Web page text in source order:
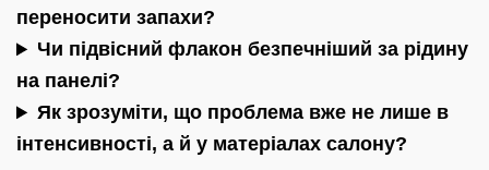
переносити запахи?
Чи підвісний флакон безпечніший за рідину
на панелі?
Як зрозуміти, що проблема вже не лише в
інтенсивності, а й у матеріалах салону?